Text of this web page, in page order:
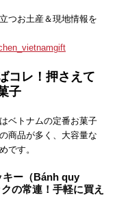
つお土産＆現地情報を
コレ！押さえて
子
ベトナムの定番お菓子
商品が多く、大容量な
です。
キー（Bánh quy
の常連！手軽に買え